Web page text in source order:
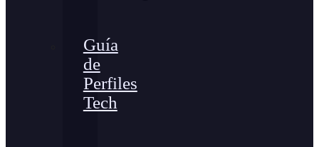
Guía
de
Perfiles
Tech